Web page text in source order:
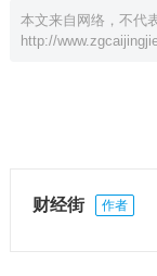
本文来自网络，不代
http://
财经街 作者